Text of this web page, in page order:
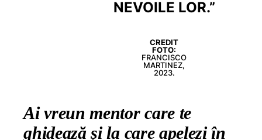
NEVOILE LOR.”
CREDIT
FOTO:
FRANCISCO
MARTINEZ,
2023.
Ai vreun mentor care te
ghidează și la care apelezi în